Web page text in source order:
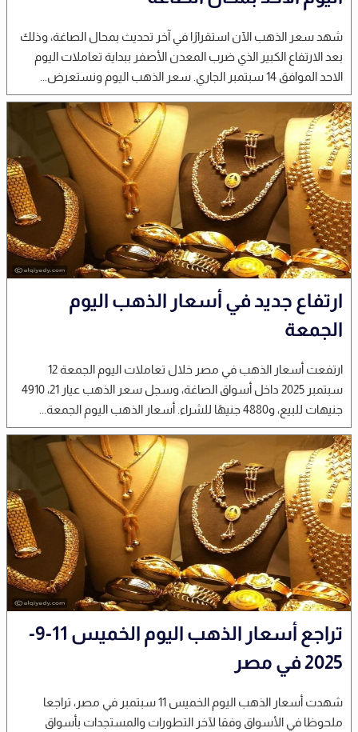
شهد سعر الذهب الآن استقرارًا في آخر تحديث بمحال الصاغة، وذلك
بعد الارتفاع الكبير الذي ضرب المعدن الأصفر ببداية تعاملات اليوم
الاحد الموافق 14 سبتمبر الجاري. سعر الذهب اليوم ونستعرض...
ارتفاع جديد في أسعار الذهب اليوم
الجمعة
ارتفعت أسعار الذهب في مصر خلال تعاملات اليوم الجمعة 12
سبتمبر 2025 داخل أسواق الصاغة، وسجل سعر الذهب عيار 21، 4910
جنيهات للبيع، و4880 جنيهًا للشراء. أسعار الذهب اليوم الجمعة...
تراجع أسعار الذهب اليوم الخميس 11-9-
2025 في مصر
شهدت أسعار الذهب اليوم الخميس 11 سبتمبر في مصر، تراجعا
ملحوظا في الأسواق وفقا لآخر التطورات والمستجدات بأسواق